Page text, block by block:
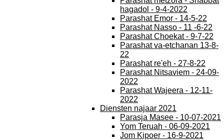
hagadol - 9-4-2022
Parashat Emor - 14-5-22
Parashat Nasso - 11 -6-22
Parashat Choekat - 9-7-22
Parashat va-etchanan 13-8-
22
Parashat re'eh - 27-8-22
Parashat Nitsaviem - 24-09-
2022
Parashat Wajeera - 12-11-
2022
Diensten najaar 2021
Parasja Masee - 10-07-2021
Yom Teruah - 06-09-2021
Jom Kipoer - 16-9-2021